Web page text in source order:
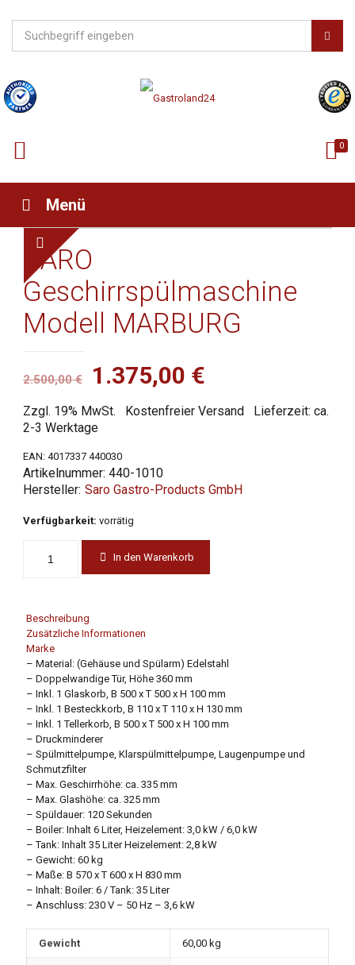
0
Menü
SARO
Geschirrspülmaschine
Modell MARBURG
2.500,00€
Ursprünglicher
Preis
war:
2.500,00 €
1.375,00 €
Preis
ist:
Zzgl. 19% MwSt. Kostenfreier Versand
Lieferzeit: ca.
2-3 Werktage
EAN:4017337 440030
Artikelnummer:440-1010
Saro Gastro-Products GmbH
Verfügbarkeit: vorrätig
In den Warenkorb
Beschreibung
Zusätzliche Informationen
Marke
– Material: (Gehäuse und Spülarm) Edelstahl
– Doppelwandige Tür, Höhe 360 mm
– Inkl. 1 Glaskorb, B 500 x T 500 x H 100 mm
– Inkl. 1 Besteckkorb, B 110 x T 110 x H 130 mm
– Inkl. 1 Tellerkorb, B 500 x T 500 x H 100 mm
– Druckminderer
– Spülmittelpumpe, Klarspülmittelpumpe, Laugenpumpe und
Schmutzfilter
– Max. Geschirrhöhe: ca. 335 mm
– Max. Glashöhe: ca. 325 mm
– Spüldauer: 120 Sekunden
– Boiler: Inhalt 6 Liter, Heizelement: 3,0 kW / 6,0 kW
– Tank: Inhalt 35 Liter Heizelement: 2,8 kW
– Gewicht: 60 kg
– Maße: B 570 x T 600 x H 830 mm
– Inhalt: Boiler: 6 / Tank: 35 Liter
– Anschluss: 230 V – 50 Hz – 3,6 kW
Gewicht 60,00 kg